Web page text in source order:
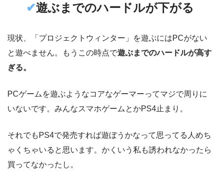
✔︎遊ぶまでのハードルが下がる
現状、「プロジェクトウィンター」を遊ぶにはPCがない
と遊べません。もうこの時点で遊ぶまでのハードルが高す
ぎる。
PCゲームを遊ぶようなコアなゲーマーってマジで周りに
いないです。みんなスマホゲームとかPS4止まり。
それでもPS4で発売すれば遊ぼうかなって思ってる人めち
ゃくちゃいると思います。かくいう私も誘われなかったら
買ってなかったし。